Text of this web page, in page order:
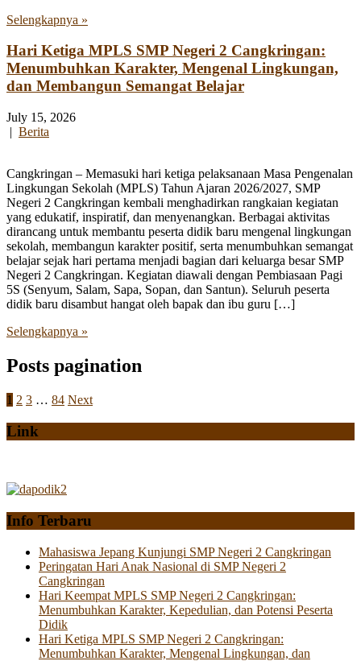
Selengkapnya »
Hari Ketiga MPLS SMP Negeri 2 Cangkringan:
Menumbuhkan Karakter, Mengenal Lingkungan,
dan Membangun Semangat Belajar
July 15, 2026
| Berita
Cangkringan – Memasuki hari ketiga pelaksanaan Masa Pengenalan
Lingkungan Sekolah (MPLS) Tahun Ajaran 2026/2027, SMP
Negeri 2 Cangkringan kembali menghadirkan rangkaian kegiatan
yang edukatif, inspiratif, dan menyenangkan. Berbagai aktivitas
dirancang untuk membantu peserta didik baru mengenal lingkungan
sekolah, membangun karakter positif, serta menumbuhkan semangat
belajar sejak hari pertama menjadi bagian dari keluarga besar SMP
Negeri 2 Cangkringan. Kegiatan diawali dengan Pembiasaan Pagi
5S (Senyum, Salam, Sapa, Sopan, dan Santun). Seluruh peserta
didik baru disambut hangat oleh bapak dan ibu guru […]
Selengkapnya »
Posts pagination
1 2 3 … 84 Next
Link
Info Terbaru
Mahasiswa Jepang Kunjungi SMP Negeri 2 Cangkringan
Peringatan Hari Anak Nasional di SMP Negeri 2
Cangkringan
Hari Keempat MPLS SMP Negeri 2 Cangkringan:
Menumbuhkan Karakter, Kepedulian, dan Potensi Peserta
Didik
Hari Ketiga MPLS SMP Negeri 2 Cangkringan:
Menumbuhkan Karakter, Mengenal Lingkungan, dan